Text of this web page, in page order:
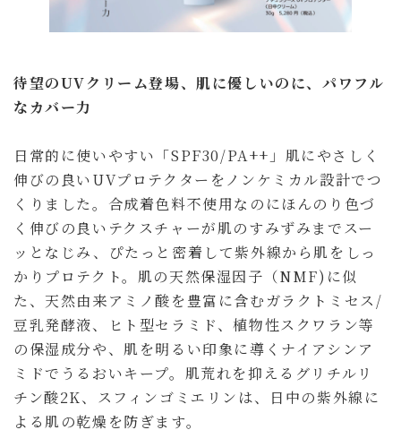
待望のUVクリーム登場、肌に優しいのに、パワフル
なカバー力
日常的に使いやすい「SPF30/PA++」肌にやさしく
伸びの良いUVプロテクターをノンケミカル設計でつ
くりました。合成着色料不使用なのにほんのり色づ
く伸びの良いテクスチャーが肌のすみずみまでスー
ッとなじみ、ぴたっと密着して紫外線から肌をしっ
かりプロテクト。肌の天然保湿因子（NMF)に似
た、天然由来アミノ酸を豊富に含むガラクトミセス/
豆乳発酵液、ヒト型セラミド、植物性スクワラン等
の保湿成分や、肌を明るい印象に導くナイアシンア
ミドでうるおいキープ。肌荒れを抑えるグリチルリ
チン酸2K、スフィンゴミエリンは、日中の紫外線に
よる肌の乾燥を防ぎます。